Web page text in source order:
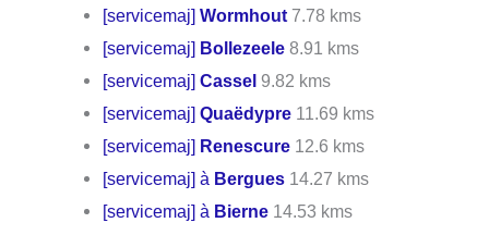
[servicemaj]Wormhout 7.78 kms
[servicemaj] Bollezeele 8.91 kms
[servicemaj]Cassel 9.82 kms
[servicemaj]Quaëdypre 11.69 kms
[servicemaj] Renescure 12.6 kms
[servicemaj] à Bergues 14.27 kms
[servicemaj] à Bierne 14.53 kms